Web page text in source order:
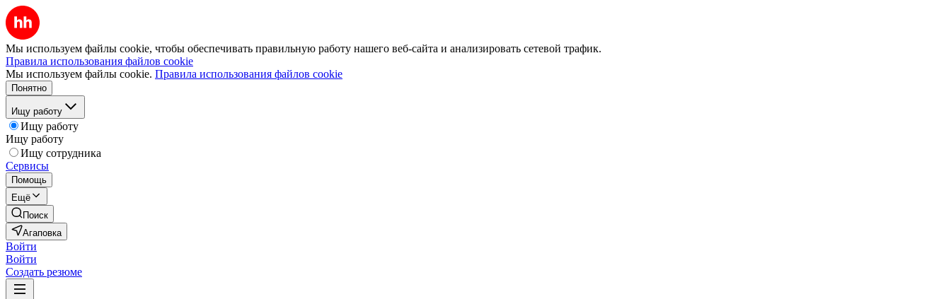
Мы используем файлы cookie, чтобы обеспечивать правильную работу нашего веб-сайта и анализировать сетевой трафик.
Правила использования файлов cookie
Мы используем файлы cookie. Правила использования файлов cookie
Понятно
Ищу работу
Ищу работу
Ищу работу
Ищу сотрудника
Сервисы
Помощь
Ещё
Поиск
Агаповка
Войти
Войти
Создать резюме